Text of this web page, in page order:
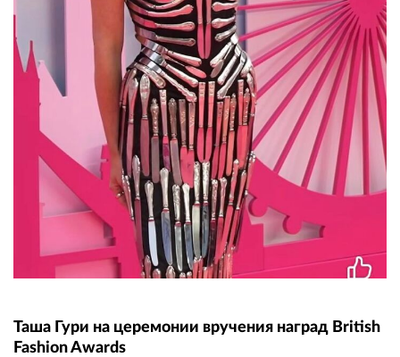
Таша Гури на церемонии вручения наград British
Fashion Awards